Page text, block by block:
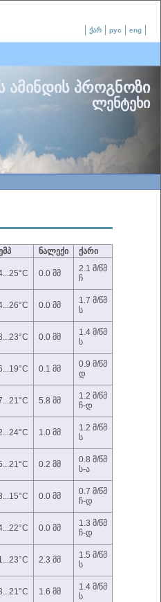
ქარ рус eng
ამინდის პროგნოზი
ლენტეხი
ნალექი ქარი
0.0 მმ
2.1 მ/წმ
ჩ
0.0 მმ
1.7 მ/წმ
ს
0.0 მმ
1.4 მ/წმ
ს
0.1 მმ
0.9 მ/წმ
დ
5.8 მმ
1.2 მ/წმ
ჩ-დ
1.0 მმ
1.2 მ/წმ
ს
0.2 მმ
0.8 მ/წმ
ს-ა
0.0 მმ
0.7 მ/წმ
ჩ-დ
0.0 მმ
1.3 მ/წმ
ჩ-დ
2.3 მმ
1.5 მ/წმ
ს
1.6 მმ
1.4 მ/წმ
ს